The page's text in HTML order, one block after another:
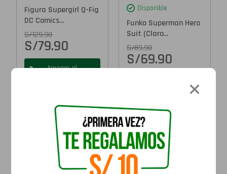
Figura Supergirl Q-Fig
DC Comics...
S/129.90
S/79.90
Agregar al
Disponible
Funko Superman Hero
Suit (Claro...
S/89.90
S/69.90